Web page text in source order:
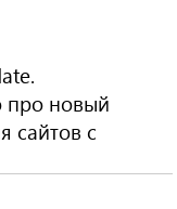
про новый
сайтов с